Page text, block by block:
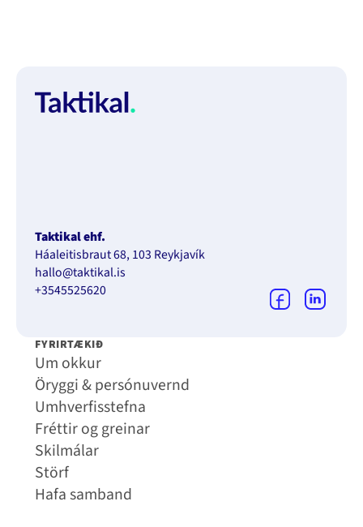
Taktikal ehf.
Háaleitisbraut 68, 103 Reykjavík
hallo@taktikal.is
+3545525620
FYRIRTÆKIÐ
Um okkur
Öryggi & persónuvernd
Umhverfisstefna
Fréttir og greinar
Skilmálar
Störf
Hafa samband